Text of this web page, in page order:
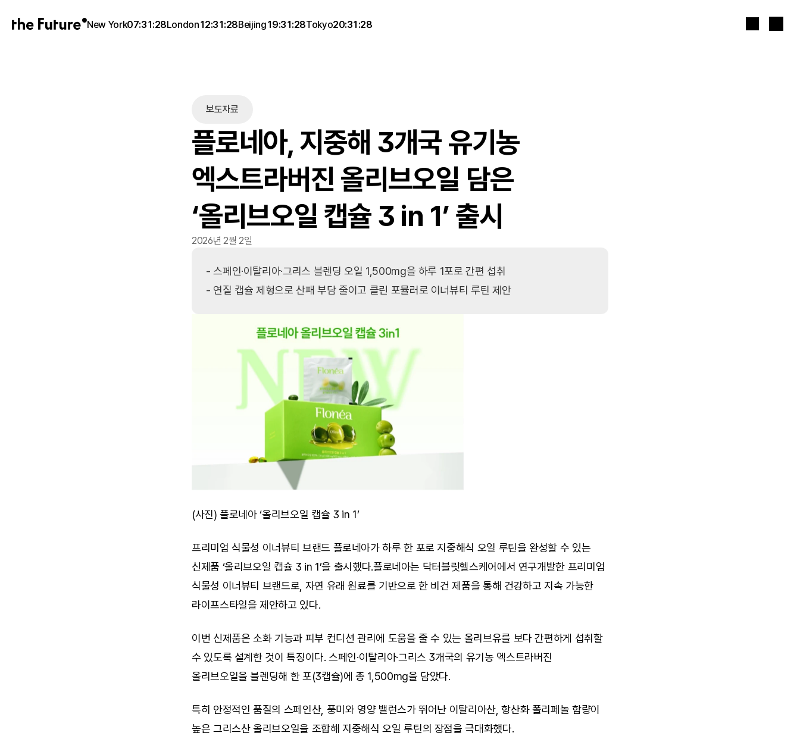
New York07:31:28London12:31:28Beijing19:31:28Tokyo20:31:28
보도자료
플로네아, 지중해 3개국 유기농
엑스트라버진 올리브오일 담은
‘올리브오일 캡슐 3 in 1’ 출시
2026년 2월 2일
- 스페인·이탈리아·그리스 블렌딩 오일 1,500mg을 하루 1포로 간편 섭취
- 연질 캡슐 제형으로 산패 부담 줄이고 클린 포뮬러로 이너뷰티 루틴 제안
(사진) 플로네아 ‘올리브오일 캡슐 3 in 1’
프리미엄 식물성 이너뷰티 브랜드 플로네아가 하루 한 포로 지중해식 오일 루틴을 완성할 수 있는
신제품 ‘올리브오일 캡슐 3 in 1’을 출시했다.플로네아는 닥터블릿헬스케어에서 연구개발한 프리미엄
식물성 이너뷰티 브랜드로, 자연 유래 원료를 기반으로 한 비건 제품을 통해 건강하고 지속 가능한
라이프스타일을 제안하고 있다.
이번 신제품은 소화 기능과 피부 컨디션 관리에 도움을 줄 수 있는 올리브유를 보다 간편하게 섭취할
수 있도록 설계한 것이 특징이다. 스페인·이탈리아·그리스 3개국의 유기농 엑스트라버진
올리브오일을 블렌딩해 한 포(3캡슐)에 총 1,500mg을 담았다.
특히 안정적인 품질의 스페인산, 풍미와 영양 밸런스가 뛰어난 이탈리아산, 항산화 폴리페놀 함량이
높은 그리스산 올리브오일을 조합해 지중해식 오일 루틴의 장점을 극대화했다.